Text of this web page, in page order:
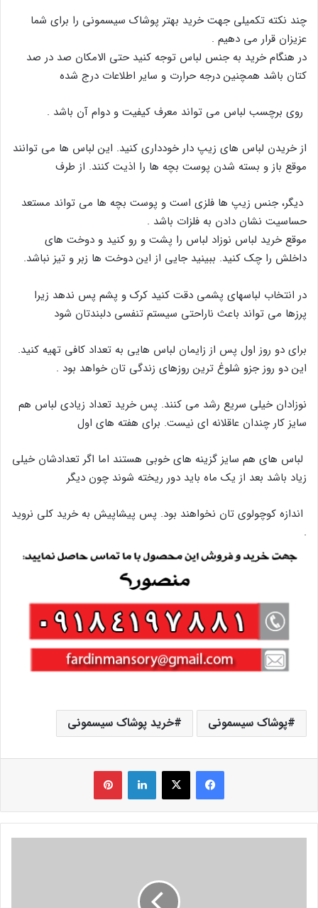
چند نکته تکمیلی جهت خرید بهتر پوشاک سیسمونی را برای شما
عزیزان قرار می دهیم .
در هنگام خرید به جنس لباس توجه کنید حتی الامکان صد در صد
کتان باشد همچنین درجه حرارت و سایر اطلاعات درج شده
روی برچسب لباس می تواند معرف کیفیت و دوام آن باشد .
از خریدن لباس ھای زیپ دار خودداری کنید. این لباس ھا می توانند
موقع باز و بسته شدن پوست بچه ھا را اذیت کنند. از طرف
دیگر، جنس زیپ ھا فلزی است و پوست بچه ھا می تواند مستعد
حساسیت نشان دادن به فلزات باشد .
موقع خرید لباس نوزاد لباس را پشت و رو کنید و دوخت ھای
داخلش را چک کنید. ببینید جایی از این دوخت ھا زبر و تیز نباشد.
در انتخاب لباسهای پشمی دقت کنید کرک و پشم پس ندهد زیرا
پرزها می تواند باعث ناراحتی سیستم تنفسی دلبندتان شود
برای دو روز اول پس از زایمان لباس ھایی به تعداد کافی تھیه کنید.
این دو روز جزو شلوغ ترین روزھای زندگی تان خواھد بود .
نوزادان خیلی سریع رشد می کنند. پس خرید تعداد زیادی لباس ھم
سایز کار چندان عاقلانه ای نیست. برای ھفته ھای اول
لباس ھای ھم سایز گزینه ھای خوبی ھستند اما اگر تعدادشان خیلی
زیاد باشد بعد از یک ماه باید دور ریخته شوند چون دیگر
اندازه کوچولوی تان نخواھند بود. پس پیشاپیش به خرید کلی نروید
.
پوشاک سیسمونی خرید پوشاک سیسمونی
فیس بوک X لینکدین ‫پین‌ترست